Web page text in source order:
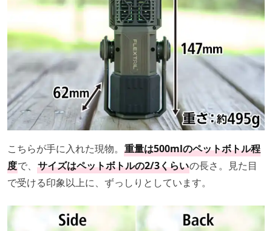
こちらが手に入れた現物。 重量は500mlのペットボトル程
度で、 サイズはペットボトルの2/3くらいの長さ。見た目
で受ける印象以上に、ずっしりとしています。